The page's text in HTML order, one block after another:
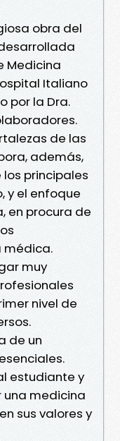
obra del
Medicina
Italiano
por la Dra.
de las
además,
principales
y el enfoque
en procura de
médica.
muy
nivel de
de un
estudiante y
medicina
sus valores y